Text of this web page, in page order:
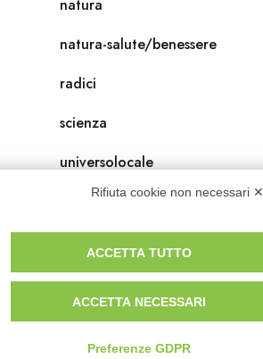
natura
natura-salute/benessere
radici
scienza
universolocale
viedellaseta
Rifiuta cookie non necessari ✕
ACCETTA TUTTO
ACCETTA NECESSARI
Preferenze GDPR